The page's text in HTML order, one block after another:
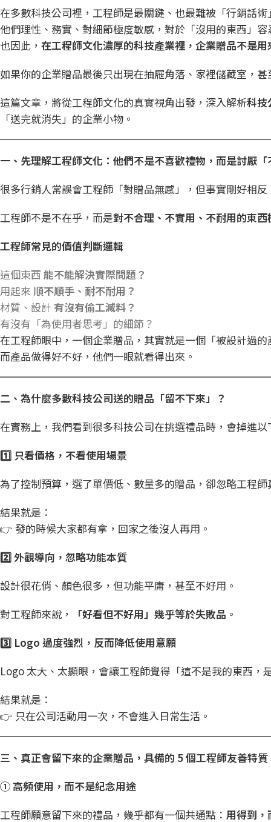
在多數科技公司裡，工程師是最關鍵、也最難被「行銷話術
他們理性、務實、對細節極度敏感，對於「沒用的東西」容
也因此，在工程師文化濃厚的科技產業裡，企業贈品不是用
如果你的企業贈品最後只出現在抽屜角落、家裡儲藏室，
這篇文章，將從工程師文化的真實視角出發，深入解析科技
「送完就消失」的企業小物。
一、先理解工程師文化：他們不是不喜歡禮物，而是討厭「
很多行銷人常誤會工程師「對贈品無感」，但事實剛好相反
工程師不是不在乎，而是對不合理、不實用、不耐用的東西
工程師常見的價值判斷邏輯
這個東西能不能解決實際問題？
用起來 順不順手、耐不耐用？
材質、設計 有沒有偷工減料？
有沒有「為使用者思考」的細節？
在工程師眼中，一個企業贈品，其實就是一個「被設計過的
而產品做得好不好，他們一眼就看得出來。
二、為什麼多數科技公司送的贈品「留不下來」？
在實務上，我們看到很多科技公司在挑選禮品時，會掉進以
1️ 只看價格，不看使用場景
為了控制預算，選了單價低、數量多的贈品，卻忽略工程師
結果就是：
👉 發的時候大家都有拿，回家之後沒人再用。
2️⃣外觀導向，忽略功能本質
設計很花俏、顏色很多，但功能平庸，甚至不好用。
對工程師來說，
「好看但不好用」幾乎等於失敗品 。
3️ ⃣ Logo 過度強烈，反而降低使用意願
Logo 太大、太顯眼，會讓工程師覺得「這不是我的東西，
結果就是：
👉 只在公司活動用一次，不會進入日常生活。
三、真正會留下來的企業贈品，具備的 5個工程師友善特質
① 高頻使用，而不是紀念用途
工程師願意留下來的禮品，幾乎都有一個共通點：用得到，